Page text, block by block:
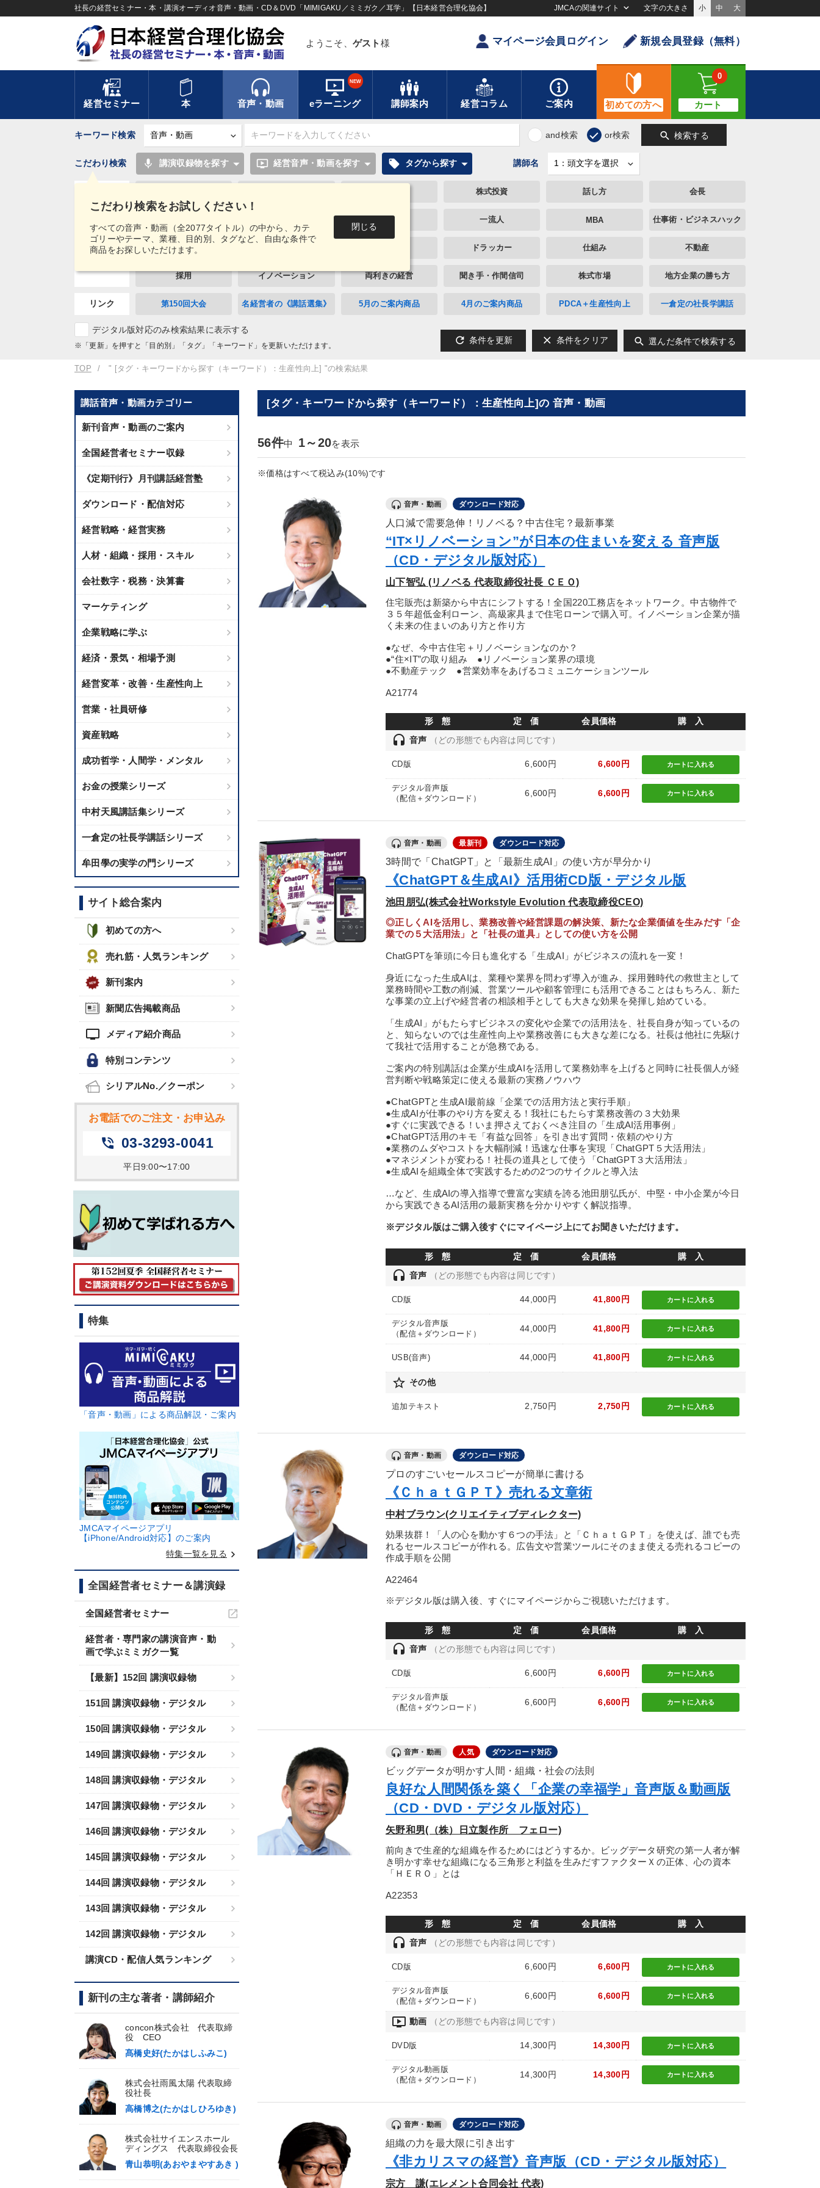
社長の経営セミナー・本・講演オーディオ音声・動画・CD＆DVD「MIMIGAKU／ミミガク／耳学」【日本経営合理化協会】 JMCAの関連サイト 文字の大きさ 小 中 大
ようこそ、 ゲスト 様 マイページ会員ログイン 新規会員登録（無料）
経営セミナー 本 音声・動画 eラーニング
NEW
講師案内 経営コラム ご案内 初めての方へ カート
0
キーワード検索 and検索 or検索 search 検索する
こだわり検索をお試しください！
すべての音声・動画（全2077タイトル）の中から、カテ
ゴリーやテーマ、業種、目的別、タグなど、自由な条件で
商品をお探しいただけます。
閉じる
こだわり検索 mic 講演収録物を探す ondemand_video 経営音声・動画を探す local_offer タグから探す 講師名
タグ・
キーワード
株式投資 話し方 会長
FCビジネス 一流人 MBA 仕事術・ビジネスハック
感動講話 ドラッカー 仕組み 不動産
採用 イノベーション 両利きの経営 聞き手・作間信司 株式市場 地方企業の勝ち方
リンク 第150回大会 名経営者の《講話選集》 5月のご案内商品 4月のご案内商品 PDCA＋生産性向上 一倉定の社長学講話
デジタル版対応のみ検索結果に表示する
※「更新」を押すと「目的別」「タグ」「キーワード」を更新いただけます。 refresh 条件を更新 clear 条件をクリア search 選んだ条件で検索する
TOP " [タグ・キーワードから探す（キーワード）：生産性向上] "の検索結果
講話音声・動画カテゴリー
新刊音声・動画のご案内
全国経営者セミナー収録
《定期刊行》月刊講話経営塾
ダウンロード・配信対応
経営戦略・経営実務
人材・組織・採用・スキル
会社数字・税務・決算書
マーケティング
企業戦略に学ぶ
経済・景気・相場予測
経営変革・改善・生産性向上
営業・社員研修
資産戦略
成功哲学・人間学・メンタル
お金の授業シリーズ
中村天風講話集シリーズ
一倉定の社長学講話シリーズ
牟田學の実学の門シリーズ
サイト総合案内
初めての方へ
売れ筋・人気ランキング
新刊案内
新聞広告掲載商品
tv メディア紹介商品
特別コンテンツ
シリアルNo.／クーポン
お電話でのご注文・お申込み
phone_in_talk 03-3293-0041
平日9:00〜17:00
特集
「音声・動画」による商品解説・ご案内
JMCAマイページアプリ
【iPhone/Android対応】のご案内
特集一覧を見る keyboard_arrow_right
全国経営者セミナー＆講演録
全国経営者セミナー
経営者・専門家の講演音声・動
画で学ぶミミガク一覧
【最新】152回 講演収録物
151回 講演収録物・デジタル
150回 講演収録物・デジタル
149回 講演収録物・デジタル
148回 講演収録物・デジタル
147回 講演収録物・デジタル
146回 講演収録物・デジタル
145回 講演収録物・デジタル
144回 講演収録物・デジタル
143回 講演収録物・デジタル
142回 講演収録物・デジタル
講演CD・配信人気ランキング
新刊の主な著者・講師紹介
concon株式会社 代表取締
役 CEO
髙橋史好(たかはしふみこ)
株式会社雨風太陽 代表取締
役社長
高橋博之(たかはしひろゆき)
株式会社サイエンスホール
ディングス 代表取締役会長
青山恭明(あおやまやすあき )
[タグ・キーワードから探す（キーワード）：生産性向上]の 音声・動画
56件中 1～20を表示
※価格はすべて税込み(10%)です
音声・動画 ダウンロード対応
人口減で需要急伸！リノベる？中古住宅？最新事業
“IT×リノベーション”が日本の住まいを変える 音声版
（CD・デジタル版対応）
山下智弘 (リノベる 代表取締役社長 ＣＥＯ)
住宅販売は新築から中古にシフトする！全国220工務店をネットワーク。中古物件で
３５年超低金利ローン、高級家具まで住宅ローンで購入可。イノベーション企業が描
く未来の住まいのあり方と作り方
●なぜ、今中古住宅＋リノベーションなのか？
●“住×IT”の取り組み ●リノベーション業界の環境
●不動産テック ●営業効率をあげるコミュニケーションツール
A21774
形 態 定 価 会員価格 購 入
headset 音声 （どの形態でも内容は同じです）
CD版 6,600円 6,600円 カートに 入れる
デジタル音声版
（配信＋ダウンロード）
6,600円 6,600円 カートに 入れる
音声・動画 最新刊 ダウンロード対応
3時間で「ChatGPT」と「最新生成AI」の使い方が早分かり
《ChatGPT＆生成AI》活用術CD版・デジタル版
池田朋弘(株式会社Workstyle Evolution 代表取締役CEO)
◎正しくAIを活用し、業務改善や経営課題の解決策、新たな企業価値を生みだす「企
業での５大活用法」と「社長の道具」としての使い方を公開
ChatGPTを筆頭に今日も進化する「生成AI」がビジネスの流れを一変！
身近になった生成AIは、業種や業界を問わず導入が進み、採用難時代の救世主として
業務時間や工数の削減、営業ツールや顧客管理にも活用できることはもちろん、新た
な事業の立上げや経営者の相談相手としても大きな効果を発揮し始めている。
「生成AI」がもたらすビジネスの変化や企業での活用法を、社長自身が知っているの
と、知らないのでは生産性向上や業務改善にも大きな差になる。社長は他社に先駆け
て我社で活用することが急務である。
ご案内の特別講話は企業が生成AIを活用して業務効率を上げると同時に社長個人が経
営判断や戦略策定に使える最新の実務ノウハウ
●ChatGPTと生成AI最前線「企業での活用方法と実行手順」
●生成AIが仕事のやり方を変える！我社にもたらす業務改善の３大効果
●すぐに実践できる！いま押さえておくべき注目の「生成AI活用事例」
●ChatGPT活用のキモ「有益な回答」を引き出す質問・依頼のやり方
●業務のムダやコストを大幅削減！迅速な仕事を実現「ChatGPT５大活用法」
●マネジメントが変わる！社長の道具として使う「ChatGPT３大活用法」
●生成AIを組織全体で実践するための2つのサイクルと導入法
…など、生成AIの導入指導で豊富な実績を誇る池田朋弘氏が、中堅・中小企業が今日
から実践できるAI活用の最新実務を分かりやすく解説指導。
※デジタル版はご購入後すぐにマイページ上にてお聞きいただけます。
形 態 定 価 会員価格 購 入
headset 音声 （どの形態でも内容は同じです）
CD版 44,000円 41,800円 カートに 入れる
デジタル音声版
（配信＋ダウンロード）
44,000円 41,800円 カートに 入れる
USB(音声) 44,000円 41,800円 カートに 入れる
star_border その他
追加テキスト 2,750円 2,750円 カートに 入れる
音声・動画 ダウンロード対応
プロのすごいセールスコピーが簡単に書ける
《ＣｈａｔＧＰＴ》売れる文章術
中村ブラウン(クリエイティブディレクター)
効果抜群！「人の心を動かす６つの手法」と「ＣｈａｔＧＰＴ」を使えば、誰でも売
れるセールスコピーが作れる。広告文や営業ツールにそのまま使える売れるコピーの
作成手順を公開
A22464
※デジタル版は購入後、すぐにマイページからご視聴いただけます。
形 態 定 価 会員価格 購 入
headset 音声 （どの形態でも内容は同じです）
CD版 6,600円 6,600円 カートに 入れる
デジタル音声版
（配信＋ダウンロード）
6,600円 6,600円 カートに 入れる
音声・動画 人気 ダウンロード対応
ビッグデータが明かす人間・組織・社会の法則
良好な人間関係を築く「企業の幸福学」音声版＆動画版
（CD・DVD・デジタル版対応）
矢野和男(（株）日立製作所 フェロー)
前向きで生産的な組織を作るためにはどうするか。ビッグデータ研究の第一人者が解
き明かす幸せな組織になる三角形と利益を生みだすファクターＸの正体、心の資本
「ＨＥＲＯ」とは
A22353
形 態 定 価 会員価格 購 入
headset 音声 （どの形態でも内容は同じです）
CD版 6,600円 6,600円 カートに 入れる
デジタル音声版
（配信＋ダウンロード）
6,600円 6,600円 カートに 入れる
ondemand_video 動画 （どの形態でも内容は同じです）
DVD版 14,300円 14,300円 カートに 入れる
デジタル動画版
（配信＋ダウンロード）
14,300円 14,300円 カートに 入れる
音声・動画 ダウンロード対応
組織の力を最大限に引き出す
《非カリスマの経営》音声版（CD・デジタル版対応）
宗方 謙(エレメント合同会社 代表)